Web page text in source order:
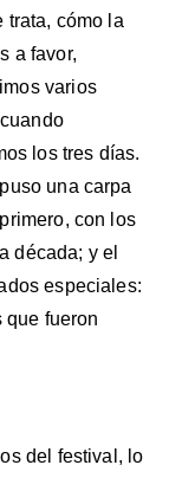
trata, cómo la
a favor,
varios
los tres días.
una carpa
con los
década; y el
especiales:
que fueron
del festival, lo